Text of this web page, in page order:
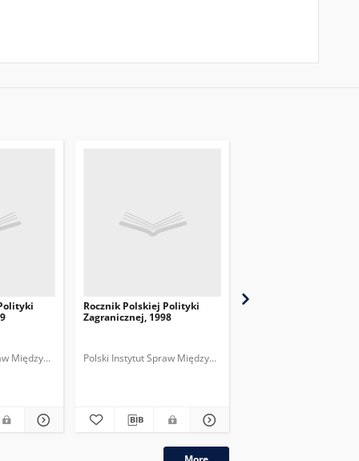
Międzynarodowych.
Rocznik Polskiej Polityki
Zagranicznej, 1998
Polski Instytut Spraw Międzynarodowych.